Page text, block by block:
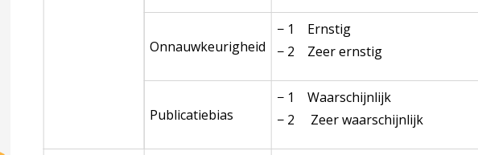
Onnauwkeurigheid
− 1 Ernstig
− 2 Zeer ernstig
Publicatiebias
− 1 Waarschijnlijk
− 2 Zeer waarschijnlijk